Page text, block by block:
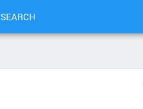
SEARCH